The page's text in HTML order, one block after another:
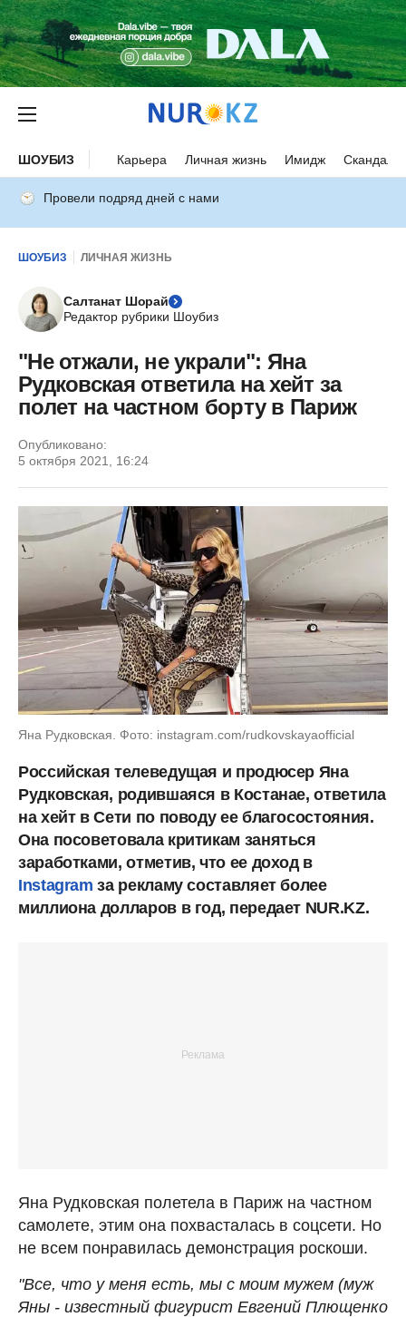
ШОУБИЗ Карьера Личная жизнь Имидж Скандалы
Провели подряд дней с нами
ШОУБИЗ ЛИЧНАЯ ЖИЗНЬ
Салтанат Шорай
Редактор рубрики Шоубиз
"Не отжали, не украли": Яна
Рудковская ответила на хейт за
полет на частном борту в Париж
Опубликовано:
5 октября 2021, 16:24
Яна Рудковская. Фото: instagram.com/rudkovskayaofficial
Российская телеведущая и продюсер Яна
Рудковская, родившаяся в Костанае, ответила
на хейт в Сети по поводу ее благосостояния.
Она посоветовала критикам заняться
заработками, отметив, что ее доход в
Instagram за рекламу составляет более
миллиона долларов в год, передает NUR.KZ.
Яна Рудковская полетела в Париж на частном
самолете, этим она похвасталась в соцсети. Но
не всем понравилась демонстрация роскоши.
"Все, что у меня есть, мы с моим мужем (муж
Яны - известный фигурист Евгений Плющенко